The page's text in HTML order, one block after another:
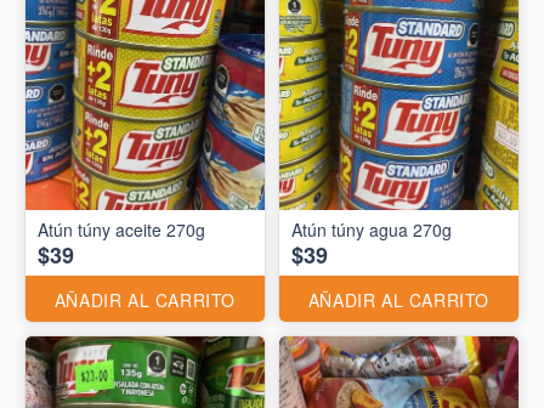
Atún túny aceite 270g
$39
AÑADIR AL CARRITO
Atún túny agua 270g
$39
AÑADIR AL CARRITO